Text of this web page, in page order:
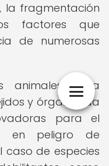
fragmentación
factores que
de numerosas
animales para
y órganos da
para el
en peligro de
caso de especies